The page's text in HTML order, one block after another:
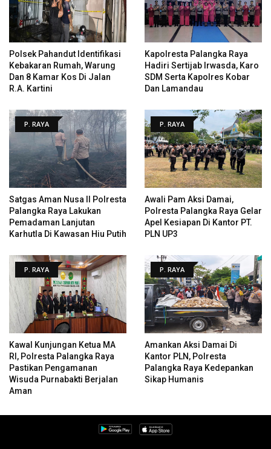
Polsek Pahandut Identifikasi
Kebakaran Rumah, Warung
Dan 8 Kamar Kos Di Jalan
R.A. Kartini
Kapolresta Palangka Raya
Hadiri Sertijab Irwasda, Karo
SDM Serta Kapolres Kobar
Dan Lamandau
P. RAYA
Satgas Aman Nusa II Polresta
Palangka Raya Lakukan
Pemadaman Lanjutan
Karhutla Di Kawasan Hiu Putih
P. RAYA
Awali Pam Aksi Damai,
Polresta Palangka Raya Gelar
Apel Kesiapan Di Kantor PT.
PLN UP3
P. RAYA
Kawal Kunjungan Ketua MA
RI, Polresta Palangka Raya
Pastikan Pengamanan
Wisuda Purnabakti Berjalan
Aman
P. RAYA
Amankan Aksi Damai Di
Kantor PLN, Polresta
Palangka Raya Kedepankan
Sikap Humanis